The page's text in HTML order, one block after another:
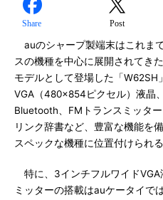
Share Post
auのシャープ製端末はこれま
スの機種を中心に展開されてき
モデルとして登場した「W62SH
VGA（480×854ピクセル）液晶
Bluetooth、FMトランスミッタ
リンク辞書など、豊富な機能を
スペックな機種に位置付けられる
特に、3インチフルワイド
ミッターの搭載はauケータイで